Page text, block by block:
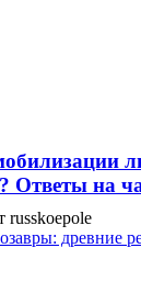
Ответы на
russkoepole